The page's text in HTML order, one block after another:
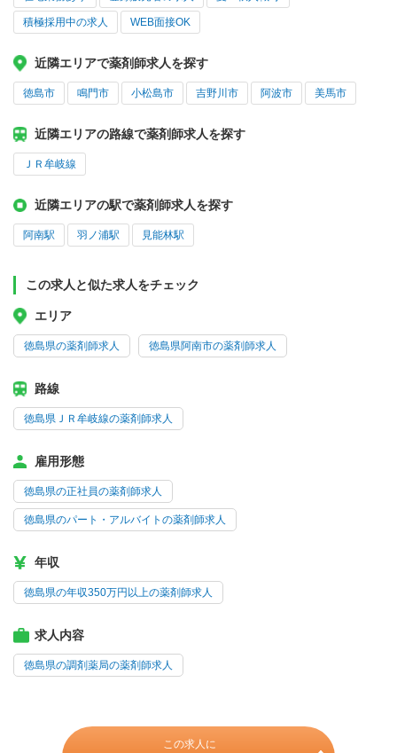
積極採用中の求人 WEB面接OK
近隣エリアで薬剤師求人を探す
徳島市 鳴門市 小松島市 吉野川市 阿波市 美馬市
近隣エリアの路線で薬剤師求人を探す
ＪＲ牟岐線
近隣エリアの駅で薬剤師求人を探す
阿南駅 羽ノ浦駅 見能林駅
この求人と似た求人をチェック
エリア
徳島県の薬剤師求人 徳島県阿南市の薬剤師求人
路線
徳島県ＪＲ牟岐線の薬剤師求人
雇用形態
徳島県の正社員の薬剤師求人
徳島県のパート・アルバイトの薬剤師求人
年収
徳島県の年収350万円以上の薬剤師求人
求人内容
徳島県の調剤薬局の薬剤師求人
この求人に